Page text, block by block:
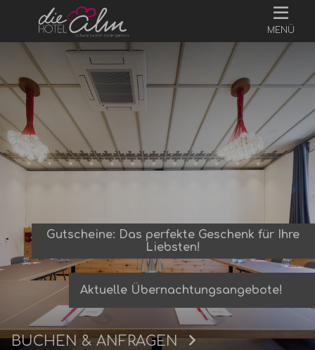
MENÜ
BUCHEN & ANFRAGEN Buchen
Gutscheine: Das perfekte Geschenk für Ihre
Liebsten!
Aktuelle Übernachtungsangebote!